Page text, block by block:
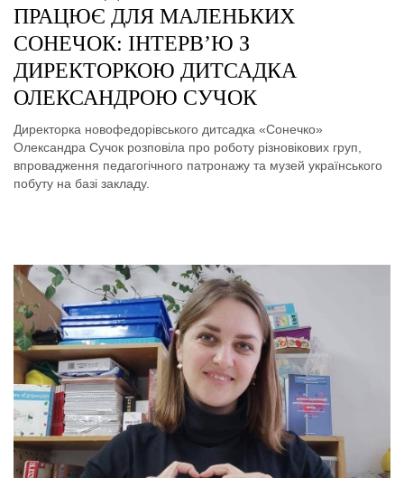
ПРАЦЮЄ ДЛЯ МАЛЕНЬКИХ
СОНЕЧОК: ІНТЕРВ’Ю З
ДИРЕКТОРКОЮ ДИТСАДКА
ОЛЕКСАНДРОЮ СУЧОК
Директорка новофедорівського дитсадка «Сонечко»
Олександра Сучок розповіла про роботу різновікових груп,
впровадження педагогічного патронажу та музей українського
побуту на базі закладу.